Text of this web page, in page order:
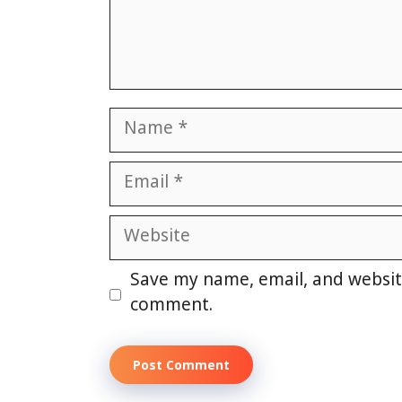
Name
Email
Website
Save my name, email, and
comment.